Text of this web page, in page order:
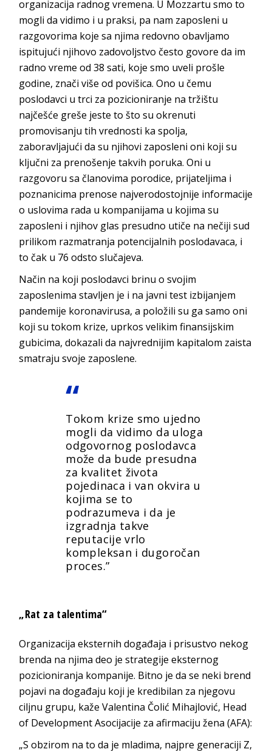
organizacija radnog vremena. U Mozzartu smo to
mogli da vidimo i u praksi, pa nam zaposleni u
razgovorima koje sa njima redovno obavljamo
ispitujući njihovo zadovoljstvo često govore da im
radno vreme od 38 sati, koje smo uveli prošle
godine, znači više od povišica. Ono u čemu
poslodavci u trci za pozicioniranje na tržištu
najčešće greše jeste to što su okrenuti
promovisanju tih vrednosti ka spolja,
zaboravljajući da su njihovi zaposleni oni koji su
ključni za prenošenje takvih poruka. Oni u
razgovoru sa članovima porodice, prijateljima i
poznanicima prenose najverodostojnije informacije
o uslovima rada u kompanijama u kojima su
zaposleni i njihov glas presudno utiče na nečiji sud
prilikom razmatranja potencijalnih poslodavaca, i
to čak u 76 odsto slučajeva.
Način na koji poslodavci brinu o svojim
zaposlenima stavljen je i na javni test izbijanjem
pandemije koronavirusa, a položili su ga samo oni
koji su tokom krize, uprkos velikim finansijskim
gubicima, dokazali da najvrednijim kapitalom zaista
smatraju svoje zaposlene.
Tokom krize smo ujedno
mogli da vidimo da uloga
odgovornog poslodavca
može da bude presudna
za kvalitet života
pojedinaca i van okvira u
kojima se to
podrazumeva i da je
izgradnja takve
reputacije vrlo
kompleksan i dugoročan
proces.”
„Rat za talentima“
Organizacija eksternih događaja i prisustvo nekog
brenda na njima deo je strategije eksternog
pozicioniranja kompanije. Bitno je da se neki brend
pojavi na događaju koji je kredibilan za njegovu
ciljnu grupu, kaže Valentina Čolić Mihajlović, Head
of Development Asocijacije za afirmaciju žena (AFA):
„S obzirom na to da je mladima, najpre generaciji Z,